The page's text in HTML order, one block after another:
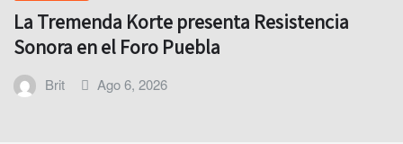
La Tremenda Korte presenta Resistencia
Sonora en el Foro Puebla
Brit Ago 6, 2026